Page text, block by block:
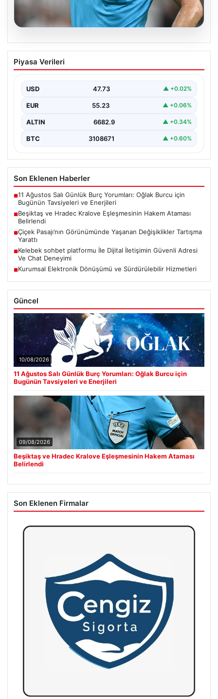
Beşiktaş ve Hradec Kralove
Eşleşmesinin Hakem Ataması Belirlendi
olan UEFA Avrupa Ligi üçüncü ön eleme turu…
Piyasa Verileri
USD 47.73 ▲ +0.02%
EUR 55.23 ▲ +0.06%
ALTIN 6682.9 ▲ +0.34%
BTC 3108671 ▲ +0.60%
Son Eklenen Haberler
■11 Ağustos Salı Günlük Burç Yorumları: Oğlak Burcu için
Bugünün Tavsiyeleri ve Enerjileri
■Beşiktaş ve Hradec Kralove Eşleşmesinin Hakem Ataması
Belirlendi
■Çiçek Pasajı’nın Görünümünde Yaşanan Değişiklikler Tartışma
Yarattı
■Kelebek sohbet platformu İle Dijital İletişimin Güvenli Adresi
Ve Chat Deneyimi
■Kurumsal Elektronik Dönüşümü ve Sürdürülebilir Hizmetleri
Güncel
10/08/2026
11 Ağustos Salı Günlük Burç Yorumları: Oğlak Burcu için
Bugünün Tavsiyeleri ve Enerjileri
09/08/2026
Beşiktaş ve Hradec Kralove Eşleşmesinin Hakem Ataması
Belirlendi
Son Eklenen Firmalar